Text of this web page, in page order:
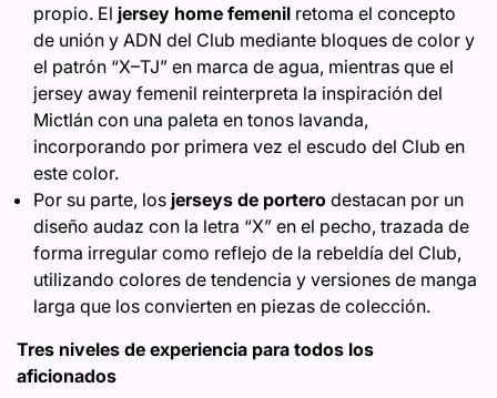
propio. El jersey home femenil retoma el concepto
de unión y ADN del Club mediante bloques de color y
el patrón “X–TJ” en marca de agua, mientras que el
jersey away femenil reinterpreta la inspiración del
Mictlán con una paleta en tonos lavanda,
incorporando por primera vez el escudo del Club en
este color.
Por su parte, los jerseys de portero destacan por un
diseño audaz con la letra “X” en el pecho, trazada de
forma irregular como reflejo de la rebeldía del Club,
utilizando colores de tendencia y versiones de manga
larga que los convierten en piezas de colección.
Tres niveles de experiencia para todos los
aficionados